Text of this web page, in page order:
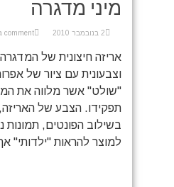
מיני מדגרה
2 בנובמבר 2010 a comment
אריזה חיצונית של
וצבעונית עם ציור של
"שולט" אשר מלווה את
תפקידו. הצבע של
בשילוב הפונטים, תמונות
למוצר להראות "ילדותי"